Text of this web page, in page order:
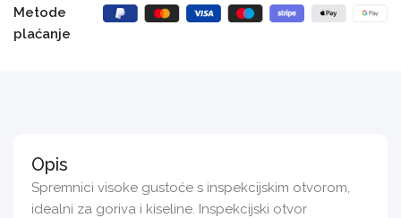
Metode
plaćanje
Opis
Spremnici visoke gustoće s inspekcijskim otvorom,
idealni za goriva i kiseline. Inspekcijski otvor